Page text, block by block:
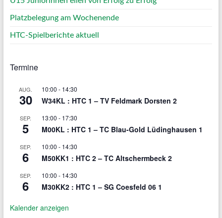
Platzbelegung am Wochenende
HTC-Spielberichte aktuell
Termine
AUG.
30
10:00 - 14:30
W34KL : HTC 1 – TV Feldmark Dorsten 2
SEP.
5
13:00 - 17:30
M00KL : HTC 1 – TC Blau-Gold Lüdinghausen 1
SEP.
6
10:00 - 14:30
M50KK1 : HTC 2 – TC Altschermbeck 2
SEP.
6
10:00 - 14:30
M30KK2 : HTC 1 – SG Coesfeld 06 1
Kalender anzeigen